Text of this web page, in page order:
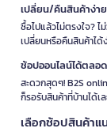
เปลี่ยน/คืนสินค้าง่าย
ซื้อไปแล้วไม่ตรงใจ?
เปลี่ยนหรือคืนสินค้าได้
ช้อปออนไลน์ได้ตลอ
สะดวกสุดๆ! B2S
ก็รอรับสินค้าที่บ้านได้เ
เลือกช้อปสินค้าแ